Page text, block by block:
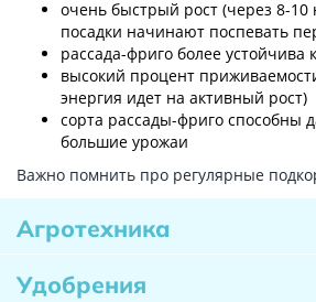
очень быстрый рост (через 8-10
посадки начинают поспевать
рассада-фриго более
высокий процент
энергия идет на активный рост)
сорта рассады-фриго способны
большие урожаи
Важно помнить про регулярные
Агротехника
Удобрения